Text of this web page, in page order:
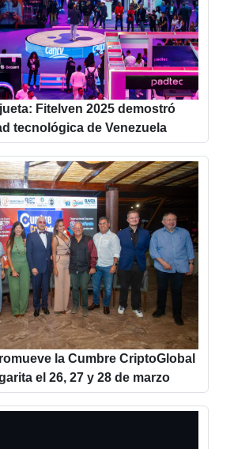
Fitelven 2025 demostró
tecnológica de Venezuela
la Cumbre CriptoGlobal
el 26, 27 y 28 de marzo